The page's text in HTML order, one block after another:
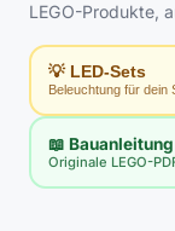
LEGO-Produkte,
💡 LED-Sets
Beleuchtung für dein
📖 Bauanleitung
Originale LEGO-